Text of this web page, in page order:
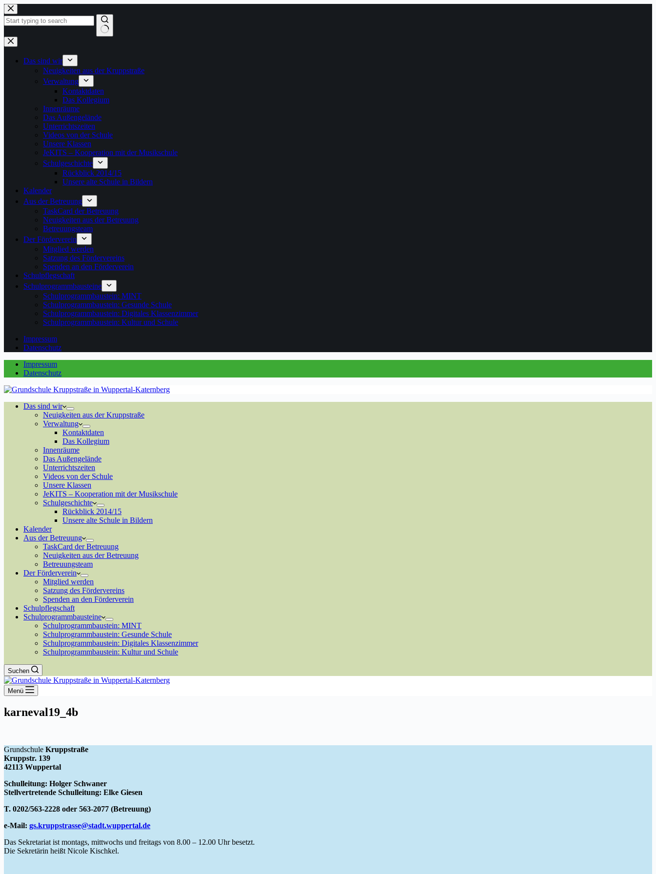
Zum
Inhalt
springen
Keine
Ergebnisse
Das sind wir
Neuigkeiten aus der Kruppstraße
Verwaltung
Kontaktdaten
Das Kollegium
Innenräume
Das Außengelände
Unterrichtszeiten
Videos von der Schule
Unsere Klassen
JeKITS – Kooperation mit der Musikschule
Schulgeschichte
Rückblick 2014/15
Unsere alte Schule in Bildern
Kalender
Aus der Betreuung
TaskCard der Betreuung
Neuigkeiten aus der Betreuung
Betreuungsteam
Der Förderverein
Mitglied werden
Satzung des Fördervereins
Spenden an den Förderverein
Schulpflegschaft
Schulprogrammbausteine
Schulprogrammbaustein: MINT
Schulprogrammbaustein: Gesunde Schule
Schulprogrammbaustein: Digitales Klassenzimmer
Schulprogrammbaustein: Kultur und Schule
Impressum
Datenschutz
Impressum
Datenschutz
Das sind wir
Neuigkeiten aus der Kruppstraße
Verwaltung
Kontaktdaten
Das Kollegium
Innenräume
Das Außengelände
Unterrichtszeiten
Videos von der Schule
Unsere Klassen
JeKITS – Kooperation mit der Musikschule
Schulgeschichte
Rückblick 2014/15
Unsere alte Schule in Bildern
Kalender
Aus der Betreuung
TaskCard der Betreuung
Neuigkeiten aus der Betreuung
Betreuungsteam
Der Förderverein
Mitglied werden
Satzung des Fördervereins
Spenden an den Förderverein
Schulpflegschaft
Schulprogrammbausteine
Schulprogrammbaustein: MINT
Schulprogrammbaustein: Gesunde Schule
Schulprogrammbaustein: Digitales Klassenzimmer
Schulprogrammbaustein: Kultur und Schule
Suchen
Menü
karneval19_4b
Grundschule Kruppstraße
Kruppstr. 139
42113 Wuppertal
Schulleitung: Holger Schwaner
Stellvertretende Schulleitung: Elke Giesen
T. 0202/563-2228 oder 563-2077 (Betreuung)
e-Mail: gs.kruppstrasse@stadt.wuppertal.de
Das Sekretariat ist montags, mittwochs und freitags von 8.00 – 12.00 Uhr besetzt.
Die Sekretärin heißt Nicole Kischkel.